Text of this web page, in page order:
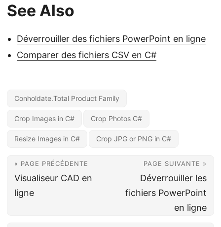
See Also
Déverrouiller des fichiers PowerPoint en ligne
Comparer des fichiers CSV en C#
Conholdate.Total Product Family
Crop Images in C# Crop Photos C#
Resize Images in C# Crop JPG or PNG in C#
« PAGE PRÉCÉDENTE
Visualiseur CAD en
ligne
PAGE SUIVANTE »
Déverrouiller les
fichiers PowerPoint
en ligne